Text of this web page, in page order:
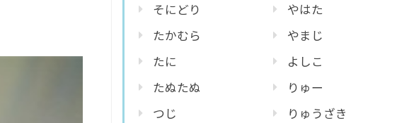
そにどり
たかむら
たに
たぬたぬ
つじ
やはた
やまじ
よしこ
りゅー
りゅうざき